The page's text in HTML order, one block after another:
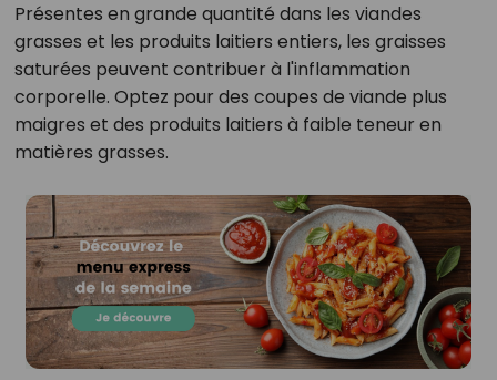
Présentes en grande quantité dans les viandes
grasses et les produits laitiers entiers, les graisses
saturées peuvent contribuer à l'inflammation
corporelle. Optez pour des coupes de viande plus
maigres et des produits laitiers à faible teneur en
matières grasses.